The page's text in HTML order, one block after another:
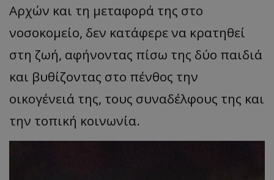
Αρχών και τη μεταφορά της στο
νοσοκομείο, δεν κατάφερε να κρατηθεί
στη ζωή, αφήνοντας πίσω της δύο παιδιά
και βυθίζοντας στο πένθος την
οικογένειά της, τους συναδέλφους της και
την τοπική κοινωνία.